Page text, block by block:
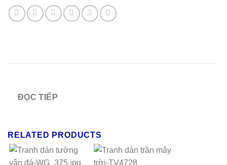
ĐỌC TIẾP
RELATED PRODUCTS